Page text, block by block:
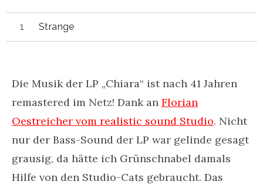
Strange
Die Musik der LP „Chiara“ ist nach 41 Jahren
remastered im Netz! Dank an Florian
Oestreicher vom realistic sound Studio. Nicht
nur der Bass-Sound der LP war gelinde gesagt
grausig, da hätte ich Grünschnabel damals
Hilfe von den Studio-Cats gebraucht. Das